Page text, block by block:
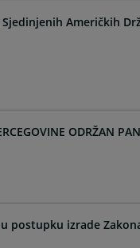
Američkih
ODRŽAN
postupku izrade